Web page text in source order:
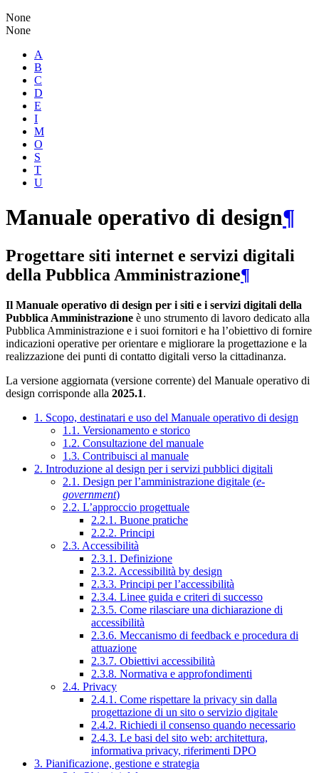
None
None
A
B
C
D
E
I
M
O
S
T
U
Manuale operativo di design¶
Progettare siti internet e servizi digitali
della Pubblica Amministrazione¶
Il Manuale operativo di design per i siti e i servizi digitali della
Pubblica Amministrazione è uno strumento di lavoro dedicato alla
Pubblica Amministrazione e i suoi fornitori e ha l’obiettivo di fornire
indicazioni operative per orientare e migliorare la progettazione e la
realizzazione dei punti di contatto digitali verso la cittadinanza.
La versione aggiornata (versione corrente) del Manuale operativo di
design corrisponde alla 2025.1.
1. Scopo, destinatari e uso del Manuale operativo di design
1.1. Versionamento e storico
1.2. Consultazione del manuale
1.3. Contribuisci al manuale
2. Introduzione al design per i servizi pubblici digitali
2.1. Design per l’amministrazione digitale (e-
government)
2.2. L’approccio progettuale
2.2.1. Buone pratiche
2.2.2. Principi
2.3. Accessibilità
2.3.1. Definizione
2.3.2. Accessibilità by design
2.3.3. Principi per l’accessibilità
2.3.4. Linee guida e criteri di successo
2.3.5. Come rilasciare una dichiarazione di
accessibilità
2.3.6. Meccanismo di feedback e procedura di
attuazione
2.3.7. Obiettivi accessibilità
2.3.8. Normativa e approfondimenti
2.4. Privacy
2.4.1. Come rispettare la privacy sin dalla
progettazione di un sito o servizio digitale
2.4.2. Richiedi il consenso quando necessario
2.4.3. Le basi del sito web: architettura,
informativa privacy, riferimenti DPO
3. Pianificazione, gestione e strategia